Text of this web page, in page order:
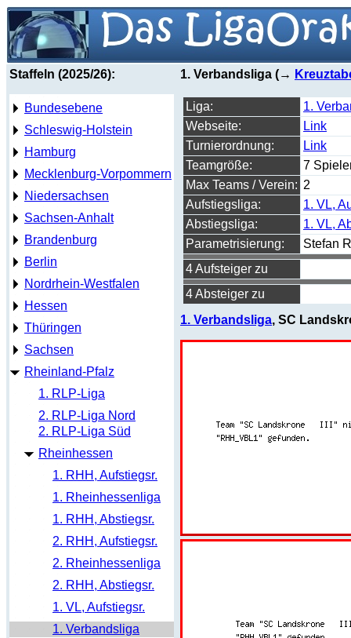
Staffeln (2025/26):
Bundesebene
Schleswig-Holstein
Hamburg
Mecklenburg-Vorpommern
Niedersachsen
Sachsen-Anhalt
Brandenburg
Berlin
Nordrhein-Westfalen
Hessen
Thüringen
Sachsen
Rheinland-Pfalz
1. RLP-Liga
2. RLP-Liga Nord
2. RLP-Liga Süd
Rheinhessen
1. RHH, Aufstiegsr.
1. Rheinhessenliga
1. RHH, Abstiegsr.
2. RHH, Aufstiegsr.
2. Rheinhessenliga
2. RHH, Abstiegsr.
1. VL, Aufstiegsr.
1. Verbandsliga
1. Verbandsliga (→
Liga:
1.
Webseite:
Link
Turnierordnung:
Link
Teamgröße:
7
Max Teams / Verein: 2
Aufstiegsliga:
1. VL,
Abstiegsliga:
1. VL,
Parametrisierung:
Stefan
4 Aufsteiger zu
4 Absteiger zu
1. Verbandsliga, SC